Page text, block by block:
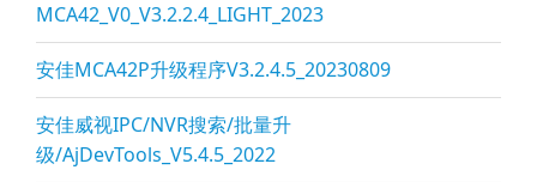
MCA42_V0_V3.2.2.4_LIGHT_2023
安佳MCA42P升级程序V3.2.4.5_20230809
安佳威视IPC/NVR搜索/批量升
级/AjDevTools_V5.4.5_2022